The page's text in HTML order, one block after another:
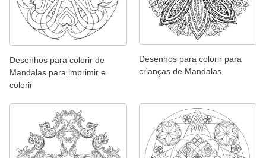
Desenhos para colorir de
Mandalas para imprimir e
colorir
Desenhos para colorir para
crianças de Mandalas